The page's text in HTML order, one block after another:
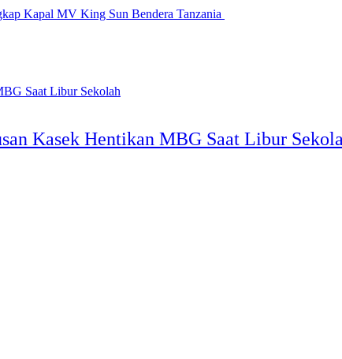
Kapal MV King Sun Bendera Tanzania
Kasek Hentikan MBG Saat Libur